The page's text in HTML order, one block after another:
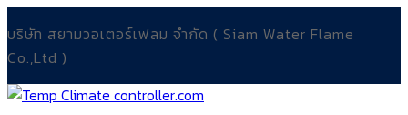
to
content
บริษัท สยามวอเตอร์เฟลม จำกัด ( Siam Water Flame
Co.,Ltd )